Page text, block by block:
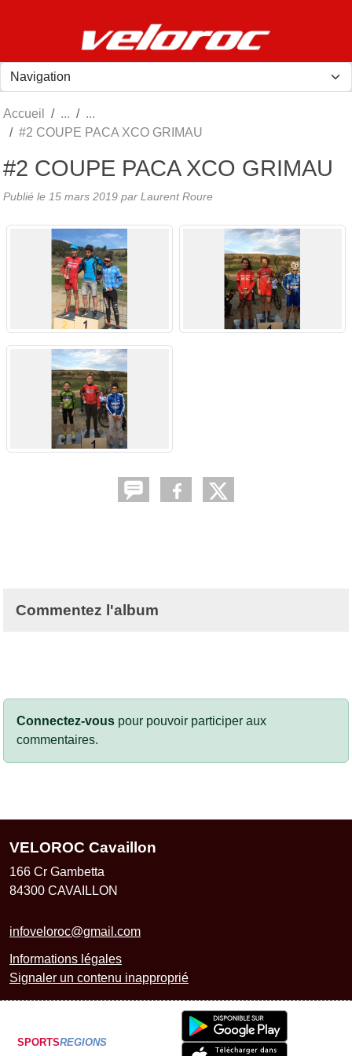
Accueil
#2 COUPE PACA XCO GRIMAU
#2 COUPE PACA XCO GRIMAU
Publié le 15 mars 2019 par Laurent Roure
Commentez l'album
Connectez-vous pour pouvoir participer aux
commentaires.
VELOROC Cavaillon
166 Cr Gambetta
84300 CAVAILLON
infoveloroc@gmail.com
Informations légales
Signaler un contenu inapproprié
SPORTSREGIONS